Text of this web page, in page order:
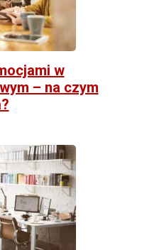
w
– na czym